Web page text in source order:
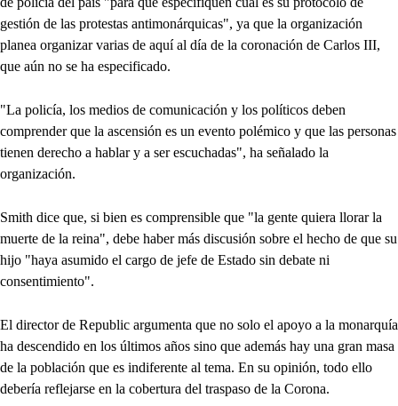
gestión de las protestas antimonárquicas", ya que la organización
planea organizar varias de aquí al día de la coronación de Carlos III,
que aún no se ha especificado.
"La policía, los medios de comunicación y los políticos deben
comprender que la ascensión es un evento polémico y que las personas
tienen derecho a hablar y a ser escuchadas", ha señalado la
organización.
Smith dice que, si bien es comprensible que "la gente quiera llorar la
muerte de la reina", debe haber más discusión sobre el hecho de que su
hijo "haya asumido el cargo de jefe de Estado sin debate ni
consentimiento".
El director de Republic argumenta que no solo el apoyo a la monarquía
ha descendido en los últimos años sino que además hay una gran masa
de la población que es indiferente al tema. En su opinión, todo ello
debería reflejarse en la cobertura del traspaso de la Corona.